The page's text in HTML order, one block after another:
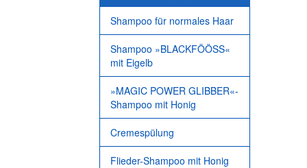
Shampoo für normales Haar
Shampoo »BLACKFÖÖSS«
mit Eigelb
»MAGIC POWER GLIBBER«-
Shampoo mit Honig
Cremespülung
Flieder-Shampoo mit Honig